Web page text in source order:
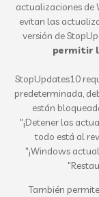
actualizaciones de
evitan las
versión de
permitir
StopUpdates10
predeterminada,
están
"¡Detener las
todo está al
"¡Windows
También